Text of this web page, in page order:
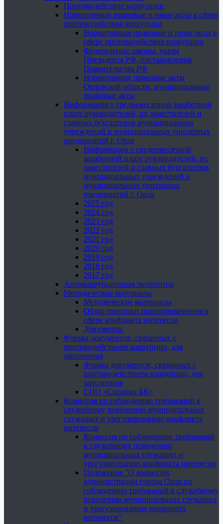
Противодействие коррупции
Нормативные правовые и иные акты в сфере
противодействия коррупции
Нормативные правовые и иные акты в
сфере противодействия коррупции
Федеральные законы, указы
Президента РФ, постановления
Правительства РФ
Нормативные правовые акты
Орловской области, муниципальные
правовые акты
Информация о среднемесячной заработной
плате руководителей, их заместителей и
главных бухгалтеров муниципальных
учреждений и муниципальных унитарных
предприятий г. Орла
Информация о среднемесячной
заработной плате руководителей, их
заместителей и главных бухгалтеров
муниципальных учреждений и
муниципальных унитарных
предприятий г. Орла
2025 год
2024 год
2023 год
2022 год
2021 год
2020 год
2019 год
2018 год
2017 год
Антикоррупционная экспертиза
Методические материалы
Методические материалы
Обзор практики правоприменения в
сфере конфликта интересов
Документы
Формы документов, связанных с
противодействием коррупции, для
заполнения
Формы документов, связанных с
противодействием коррупции, для
заполнения
СПО «Справки БК»
Комиссия по соблюдению требований к
служебному поведению муниципальных
служащих и урегулированию конфликта
интересов
Комиссия по соблюдению требований
к служебному поведению
муниципальных служащих и
урегулированию конфликта интересов
Положение "О комиссии
администрации города Орла по
соблюдению требований к служебному
поведению муниципальных служащих
и урегулированию конфликта
интересов"